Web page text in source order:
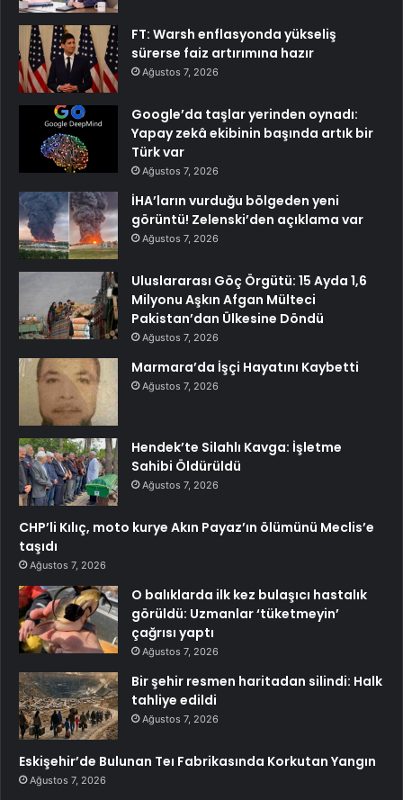
FT: Warsh enflasyonda yükseliş
sürerse faiz artırımına hazır
Ağustos 7, 2026
Google’da taşlar yerinden oynadı:
Yapay zekâ ekibinin başında artık bir
Türk var
Ağustos 7, 2026
İHA’ların vurduğu bölgeden yeni
görüntü! Zelenski’den açıklama var
Ağustos 7, 2026
Uluslararası Göç Örgütü: 15 Ayda 1,6
Milyonu Aşkın Afgan Mülteci
Pakistan’dan Ülkesine Döndü
Ağustos 7, 2026
Marmara’da İşçi Hayatını Kaybetti
Ağustos 7, 2026
Hendek’te Silahlı Kavga: İşletme
Sahibi Öldürüldü
Ağustos 7, 2026
CHP’li Kılıç, moto kurye Akın Payaz’ın ölümünü Meclis’e
taşıdı
Ağustos 7, 2026
O balıklarda ilk kez bulaşıcı hastalık
görüldü: Uzmanlar ‘tüketmeyin’
çağrısı yaptı
Ağustos 7, 2026
Bir şehir resmen haritadan silindi: Halk
tahliye edildi
Ağustos 7, 2026
Eskişehir’de Bulunan Teı Fabrikasında Korkutan Yangın
Ağustos 7, 2026